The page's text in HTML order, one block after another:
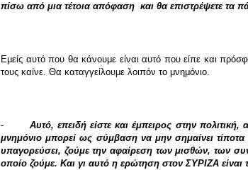
πίσω από μια τέτοια απόφαση και θα επιστρέψετε τα
Εμείς αυτό που θα κάνουμε είναι αυτό που είπε και
τους καίνε. Θα καταγγείλουμε λοιπόν το μνημόνιο.
- Αυτό, επειδή είστε και έμπειρος στην
μνημόνιο μπορεί ως σύμβαση να μην σημαίνει
υπαγορεύσει, ζούμε την αφαίρεση των μισθών, των
οποίο ζούμε. Και γι αυτό η ερώτηση στον ΣΥΡΙΖΑ